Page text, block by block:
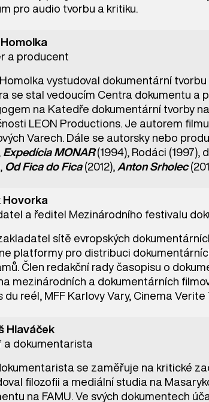
pro audio tvorbu a kritiku.
a producent
vystudoval dokumentární tvorbu
se stal vedoucím Centra dokumentu a
na Katedře dokumentární tvorby
LEON Productions. Je autorem filmu
Varech. Dále se autorsky nebo
Expedícia MONAR(1994), Rodáci (1997),
Od Fica do Fica(2012), Anton Srholec
Hovorka
a ředitel Mezinárodního festivalu
sítě evropských
platformy pro distribuci
Člen redakční rady časopisu o
mezinárodních a dokumentárních
du reél, MFF Karlovy Vary, Cinema
Hlaváček
a dokumentarista
se zaměřuje na kritické
filozofii a mediální studia na
na FAMU. Ve svých dokumentech